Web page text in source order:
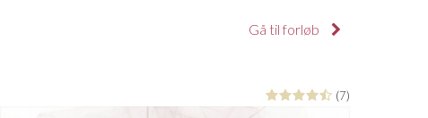
Gå til forløb
(7)